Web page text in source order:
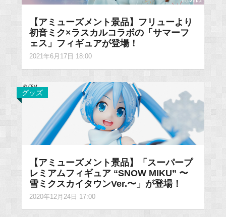
【アミューズメント景品】フリューより
初音ミク×ラスカルコラボの「サマーフ
ェス」フィギュアが登場！
2021年6月17日 18:00
グッズ
【アミューズメント景品】「スーパープ
レミアムフィギュア “SNOW MIKU” 〜
雪ミクスカイタウンVer.〜」が登場！
2020年12月24日 17:00